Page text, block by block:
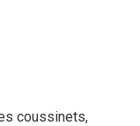
coussinets,